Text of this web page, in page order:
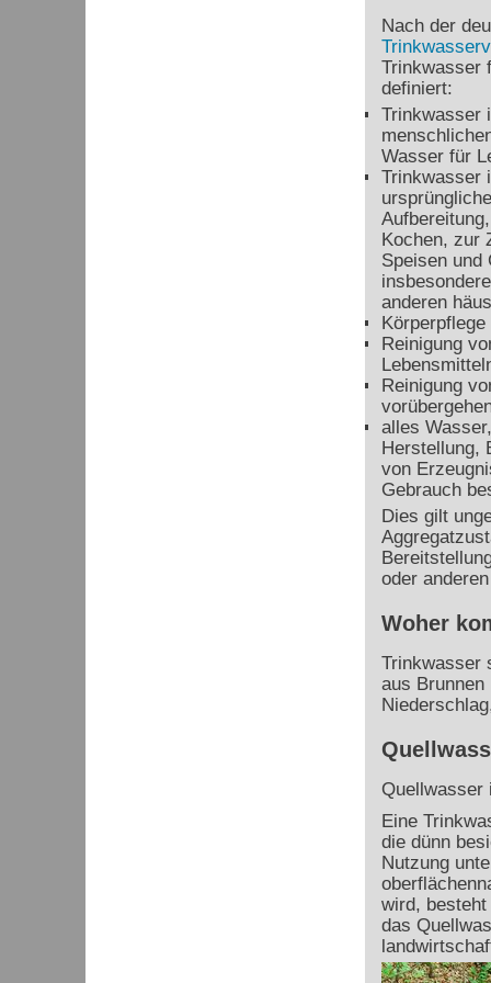
Nach der
Trinkwasser
definiert:
Trinkwasser
Wasser für
Trinkwasser
Kochen, zur
Speisen und
anderen
Reinigung
Reinigung
alles
Herstellung,
von
Gebrauch
Dies gilt
oder
Woher
Trinkwasser
aus
Quellwasser
Eine
die dünn
Nutzung
wird,
das